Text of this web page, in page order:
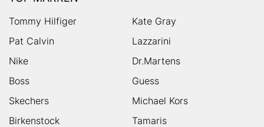
Tommy Hilfiger
Kate Gray
Pat Calvin
Lazzarini
Nike
Dr.Martens
Boss
Guess
Skechers
Michael Kors
Birkenstock
Tamaris